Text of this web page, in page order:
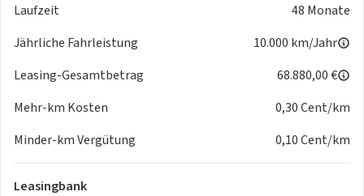
Laufzeit
48 Monate
Jährliche Fahrleistung
10.000 km/Jahr
Leasing-Gesamtbetrag
68.880,00 €
Mehr-km Kosten
0,30 Cent/km
Minder-km Vergütung
0,10 Cent/km
Leasingbank